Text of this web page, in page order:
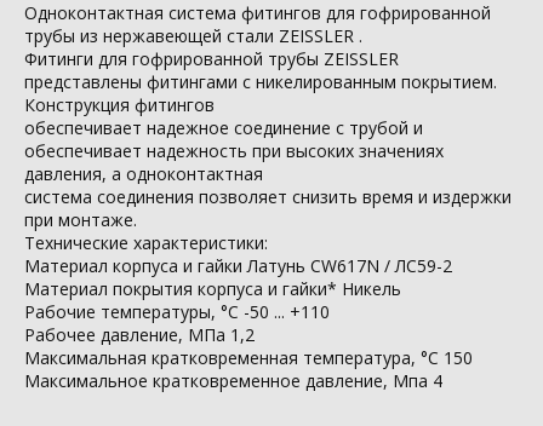
Одноконтактная система фитингов для гофрированной
трубы из нержавеющей стали ZEISSLER .
Фитинги для гофрированной трубы ZEISSLER
представлены фитингами с никелированным покрытием.
Конструкция фитингов
обеспечивает надежное соединение с трубой и
обеспечивает надежность при высоких значениях
давления, а одноконтактная
система соединения позволяет снизить время и издержки
при монтаже.
Технические характеристики:
Материал корпуса и гайки Латунь CW617N / ЛС59-2
Материал покрытия корпуса и гайки* Никель
Рабочие температуры, °С -50 ... +110
Рабочее давление, МПа 1,2
Максимальная кратковременная температура, °С 150
Максимальное кратковременное давление, Мпа 4